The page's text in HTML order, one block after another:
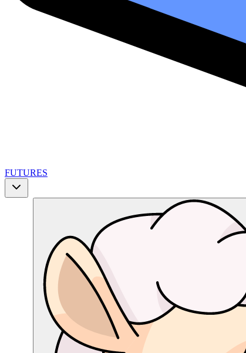
FUTURES